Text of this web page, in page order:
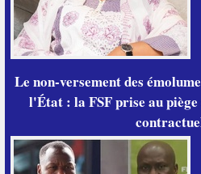
Le non-versement des
l'État : la FSF prise au piège